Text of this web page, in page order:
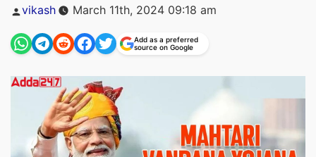
Posted
vikash March 11th, 2024 09:18 am
Add as a preferred
source on Google